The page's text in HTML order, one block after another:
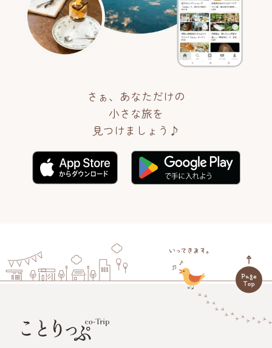
さぁ、あなただけの
小さな旅を
見つけましょう♪